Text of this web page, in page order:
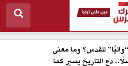
للقدس؟ وما معنى
دع التاريخ يسير كما